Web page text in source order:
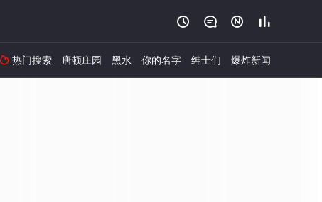
   
 热门搜索 唐顿庄园 黑水 你的名字 绅士们 爆炸新闻